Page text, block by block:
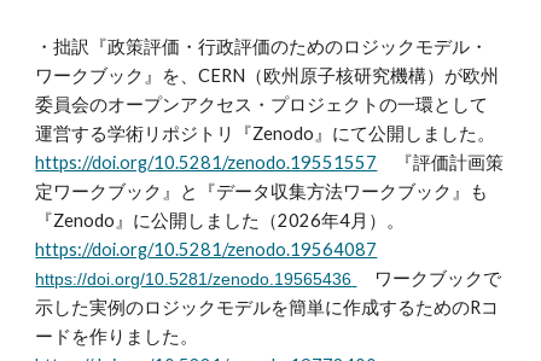
・拙訳『政策評価・行政評価のためのロジックモデル・
ワークブック』を、CERN（欧州原子核研究機構）が欧州
委員会のオープンアクセス・プロジェクトの一環として
運営する学術リポジトリ『Zenodo』にて公開しました。
https://doi.org/10.5281/zenodo.19551557 『評価計画策
定ワークブック』と『データ収集方法ワークブック』も
『Zenodo』に公開しました（2026年4月）。
https://doi.org/10.5281/zenodo.19564087
https://doi.org/10.5281/zenodo.19565436
ワークブックで
示した実例のロジックモデルを簡単に作成するためのRコ
ードを作りました。